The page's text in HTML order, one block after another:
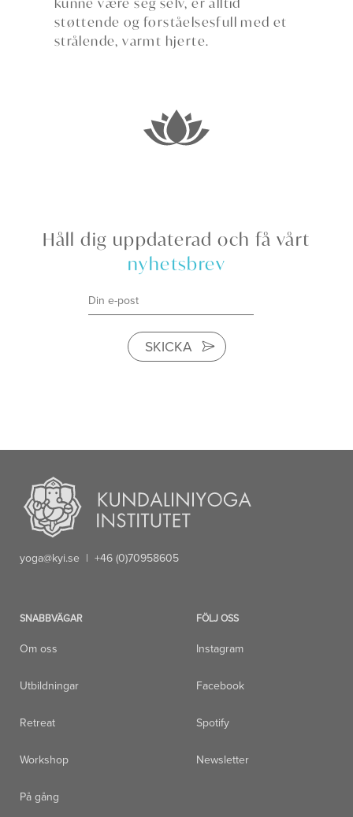
støttende og forståelsesfull med et
strålende, varmt hjerte.
Håll dig uppdaterad och få vårt
nyhetsbrev
SKICKA
yoga@kyi.se | +46 (0)70958605
SNABBVÄGAR
Om oss
Utbildningar
Retreat
Workshop
På gång
FÖLJ OSS
Instagram
Facebook
Spotify
Newsletter